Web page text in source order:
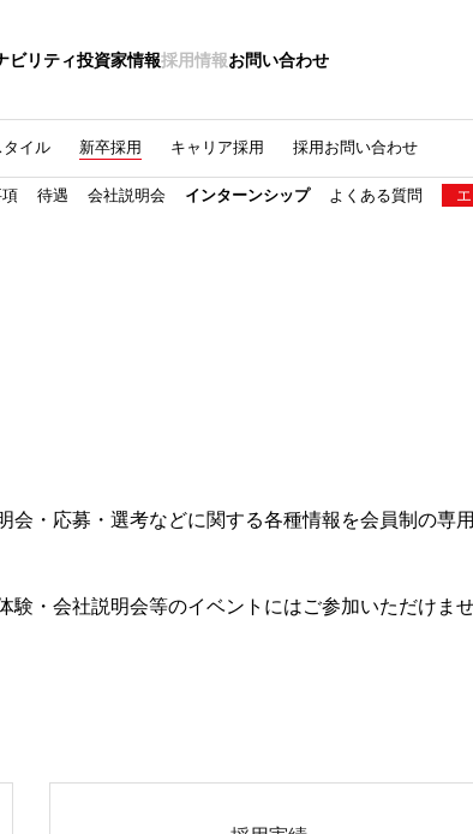
ビリティ投資家情報採用情報お問い合わせ
イル 新卒採用 キャリア採用 採用お問い合わせ
待遇 会社説明会 インターンシップ よくある質問
・応募・選考などに関する各種情報を会員制の専
・会社説明会等のイベントにはご参加いただけま